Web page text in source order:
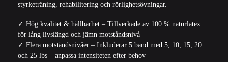
styrketräning, rehabilitering och rörlighetsövningar.
✓ Hög kvalitet & hållbarhet – Tillverkade av 100 % naturlatex
för lång livslängd och jämn motståndsnivå
✓ Flera motståndsnivåer – Inkluderar 5 band med 5, 10, 15, 20
och 25 lbs – anpassa intensiteten efter behov